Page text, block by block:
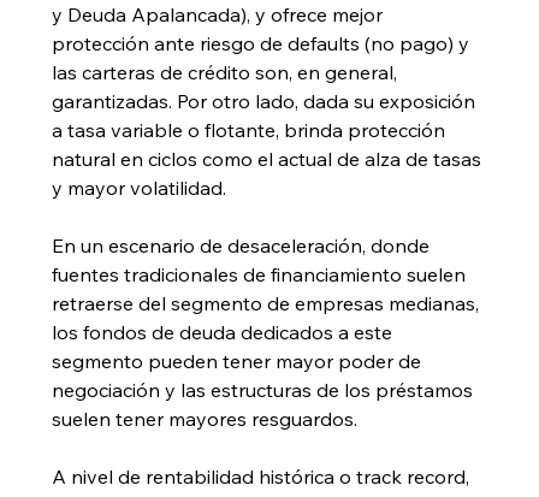
y Deuda Apalancada), y ofrece mejor
protección ante riesgo de defaults (no pago) y
las carteras de crédito son, en general,
garantizadas. Por otro lado, dada su exposición
a tasa variable o flotante, brinda protección
natural en ciclos como el actual de alza de tasas
y mayor volatilidad.
En un escenario de desaceleración, donde
fuentes tradicionales de financiamiento suelen
retraerse del segmento de empresas medianas,
los fondos de deuda dedicados a este
segmento pueden tener mayor poder de
negociación y las estructuras de los préstamos
suelen tener mayores resguardos.
A nivel de rentabilidad histórica o track record,